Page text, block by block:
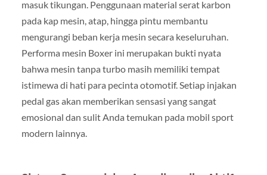
masuk tikungan. Penggunaan material serat karbon
pada kap mesin, atap, hingga pintu membantu
mengurangi beban kerja mesin secara keseluruhan.
Performa mesin Boxer ini merupakan bukti nyata
bahwa mesin tanpa turbo masih memiliki tempat
istimewa di hati para pecinta otomotif. Setiap injakan
pedal gas akan memberikan sensasi yang sangat
emosional dan sulit Anda temukan pada mobil sport
modern lainnya.